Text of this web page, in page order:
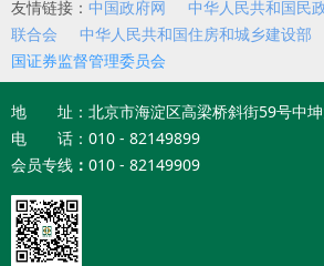
友情链接： 中国政府网 中华人民共和国民
联合会
中华人民共和国住房和城乡建设部
国证券监督管理委员会
地 址：北京市海淀区高梁桥斜街59号中
电 话：010 - 82149899
会员专线 ： 010 - 82149909